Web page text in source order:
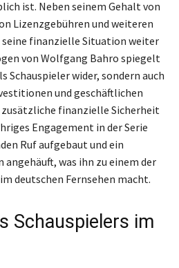
ist. Neben seinem Gehalt von
Lizenzgebühren und weiteren
finanzielle Situation weiter
von Wolfgang Bahro spiegelt
Schauspieler wider, sondern auch
und geschäftlichen
finanzielle Sicherheit
Engagement in der Serie
Ruf aufgebaut und ein
was ihn zu einem der
deutschen Fernsehen macht.
Schauspielers im